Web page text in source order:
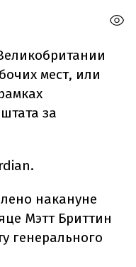
мест, или
за
накануне
Мэтт Бриттин
генерального